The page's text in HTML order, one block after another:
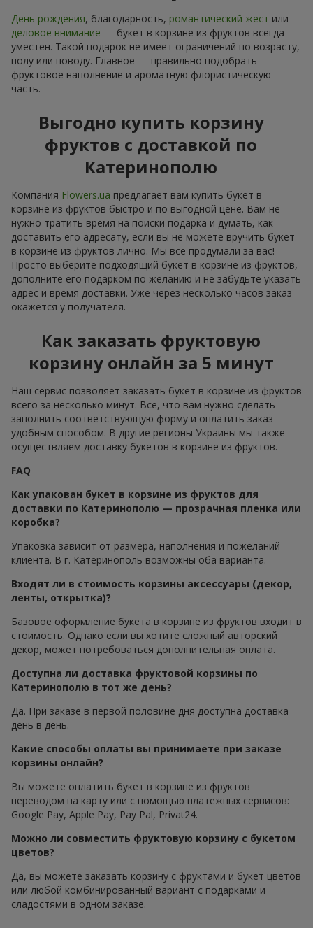
День рождения, благодарность, романтический жест или
деловое внимание — букет в корзине из фруктов всегда
уместен. Такой подарок не имеет ограничений по возрасту,
полу или поводу. Главное — правильно подобрать
фруктовое наполнение и ароматную флористическую
часть.
Выгодно купить корзину
фруктов с доставкой по
Катеринополю
Компания Flowers.ua предлагает вам купить букет в
корзине из фруктов быстро и по выгодной цене. Вам не
нужно тратить время на поиски подарка и думать, как
доставить его адресату, если вы не можете вручить букет
в корзине из фруктов лично. Мы все продумали за вас!
Просто выберите подходящий букет в корзине из фруктов,
дополните его подарком по желанию и не забудьте указать
адрес и время доставки. Уже через несколько часов заказ
окажется у получателя.
Как заказать фруктовую
корзину онлайн за 5 минут
Наш сервис позволяет заказать букет в корзине из фруктов
всего за несколько минут. Все, что вам нужно сделать —
заполнить соответствующую форму и оплатить заказ
удобным способом. В другие регионы Украины мы также
осуществляем доставку букетов в корзине из фруктов.
FAQ
Как упакован букет в корзине из фруктов для
доставки по Катеринополю — прозрачная пленка или
коробка?
Упаковка зависит от размера, наполнения и пожеланий
клиента. В г. Катеринополь возможны оба варианта.
Входят ли в стоимость корзины аксессуары (декор,
ленты, открытка)?
Базовое оформление букета в корзине из фруктов входит в
стоимость. Однако если вы хотите сложный авторский
декор, может потребоваться дополнительная оплата.
Доступна ли доставка фруктовой корзины по
Катеринополю в тот же день?
Да. При заказе в первой половине дня доступна доставка
день в день.
Какие способы оплаты вы принимаете при заказе
корзины онлайн?
Вы можете оплатить букет в корзине из фруктов
переводом на карту или с помощью платежных сервисов:
Google Pay, Apple Pay, Pay Pal, Privat24.
Можно ли совместить фруктовую корзину с букетом
цветов?
Да, вы можете заказать корзину с фруктами и букет цветов
или любой комбинированный вариант с подарками и
сладостями в одном заказе.